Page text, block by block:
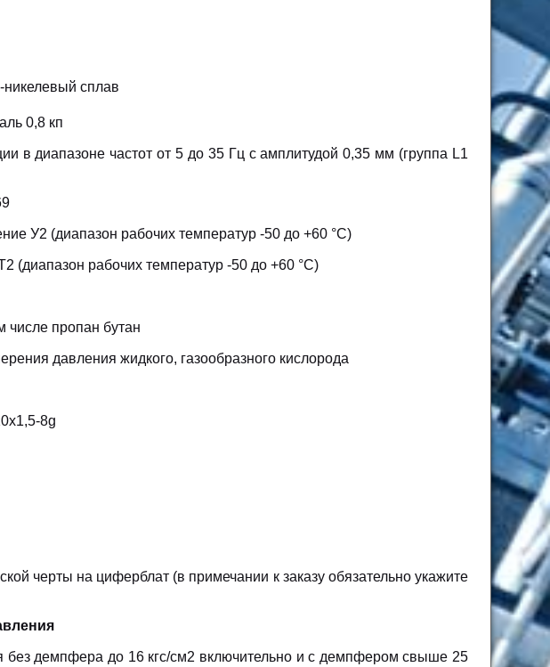
сплав
0,8 кп
в диапазоне частот от 5 до 35 Гц с амплитудой 0,35 мм (группа L1
У2 (диапазон рабочих температур -50 до +60 °С)
(диапазон рабочих температур -50 до +60 °С)
числе пропан бутан
давления жидкого, газообразного кислорода
8g
черты на циферблат (в примечании к заказу обязательно укажите
демпфера до 16 кгс/см2 включительно и с демпфером свыше 25